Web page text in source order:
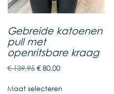
Gebreide katoenen
pull met
openritsbare kraag
€139,95 € 80,00
Maat selecteren